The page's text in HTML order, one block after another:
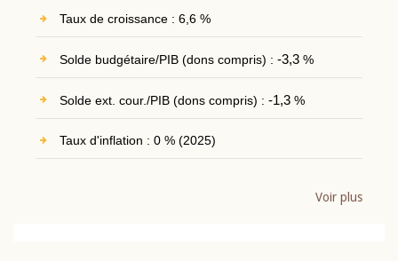
Taux de croissance : 6,6 %
Solde budgétaire/PIB (dons compris) : -3,3%
Solde ext. cour./PIB (dons compris) : -1,3%
Taux d'inflation : 0 % (2025)
Voir plus